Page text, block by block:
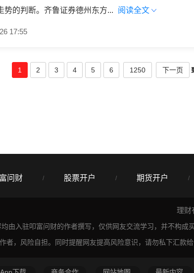
势的判断。齐鲁证券德州东方...
阅读全文
17:55
1 2 3 4 5 6 1250 下一页
问财 / 股票开户 / 期货开户 /
理财
由入驻叩富问财的作者撰写，仅供网友交流学习，并不构
者，风险自担。同时提醒网友提高风险意识，请勿私下汇款给